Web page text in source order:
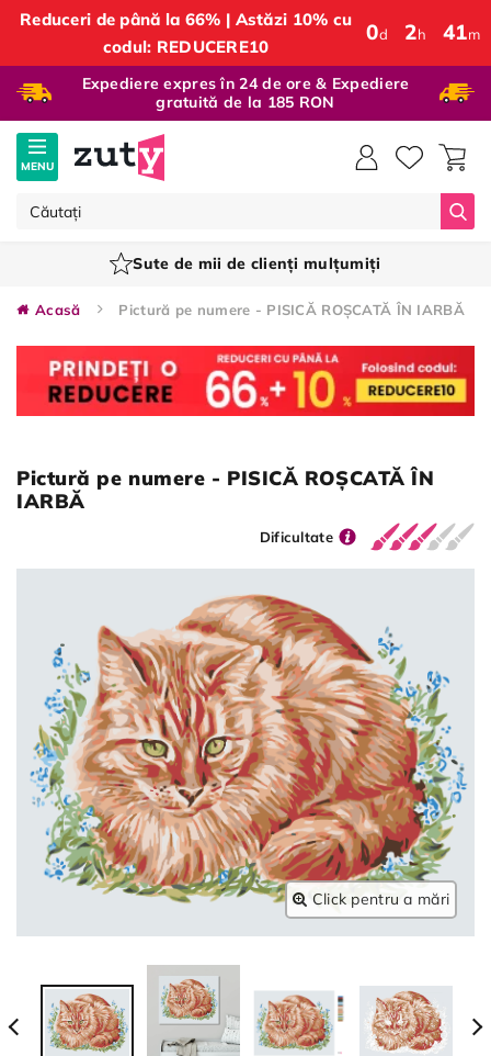
Reduceri de până la 66% | Astăzi 10% cu
codul: REDUCERE10
0d 2h 41m
Expediere expres în 24 de ore & Expediere
gratuită de la 185 RON
MENU
Sute de mii de clienți mulțumiți
Acasă Pictură pe numere - PISICĂ ROȘCATĂ ÎN IARBĂ
Pictură pe numere - PISICĂ ROȘCATĂ ÎN
IARBĂ
Dificultate
Click pentru a mări